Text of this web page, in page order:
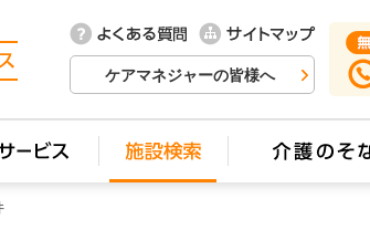
ケアマネジャーの皆様へ